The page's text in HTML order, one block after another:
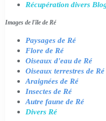
Récupération divers
Images de l'île de Ré
Paysages de Ré
Flore de Ré
Oiseaux d'eau de Ré
Oiseaux terrestres de Ré
Araignées de Ré
Insectes de Ré
Autre faune de Ré
Divers Ré